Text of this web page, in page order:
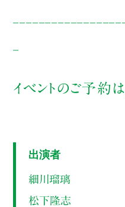
イベントのご予約は
出演者
細川瑠璃
松下隆志